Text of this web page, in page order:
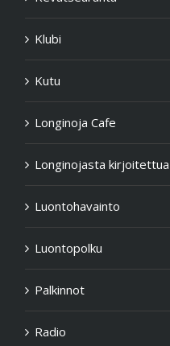
Klubi
Kutu
Longinoja Cafe
Longinojasta kirjoitettua
Luontohavainto
Luontopolku
Palkinnot
Radio